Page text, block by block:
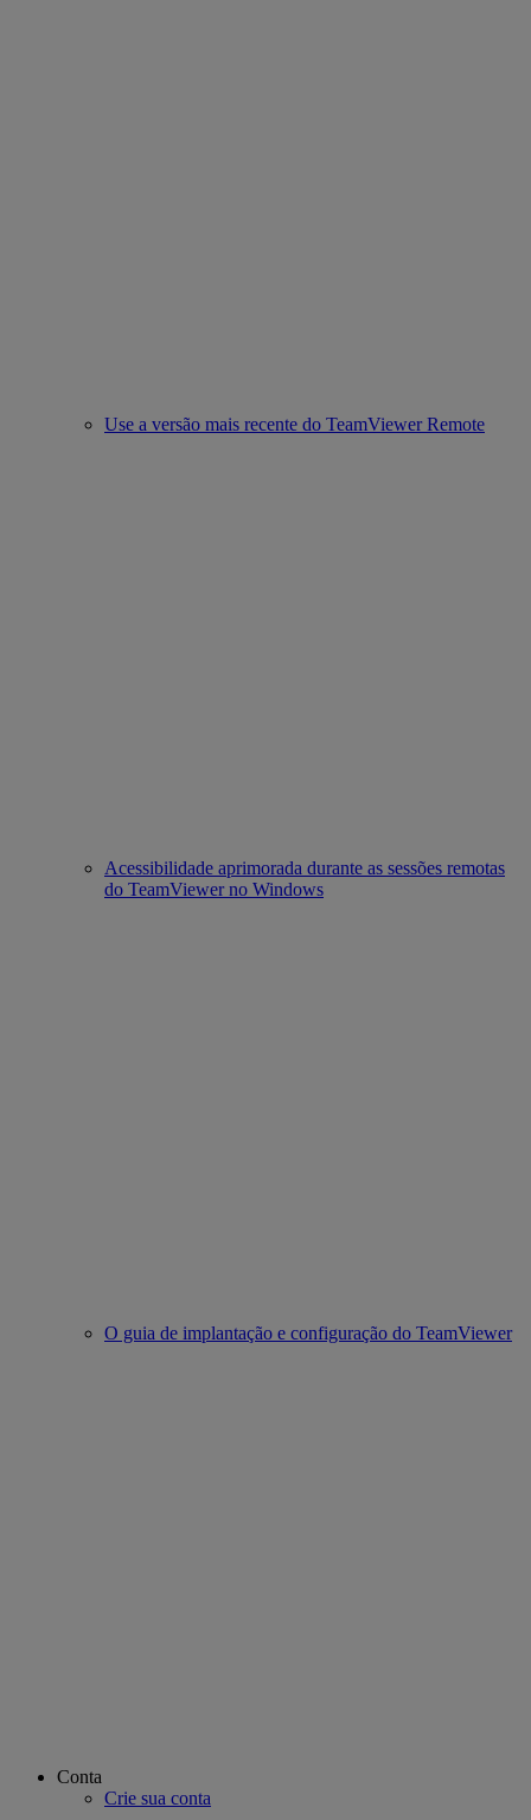
Use a versão mais recente do TeamViewer Remote
Acessibilidade aprimorada durante as sessões remotas
do TeamViewer no Windows
O guia de implantação e configuração do TeamViewer
Conta
Crie sua conta